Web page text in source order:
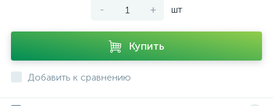
- + шт
Купить
Добавить к сравнению